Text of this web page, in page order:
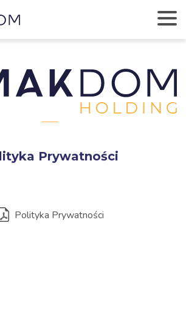
Prywatności
Polityka Prywatności